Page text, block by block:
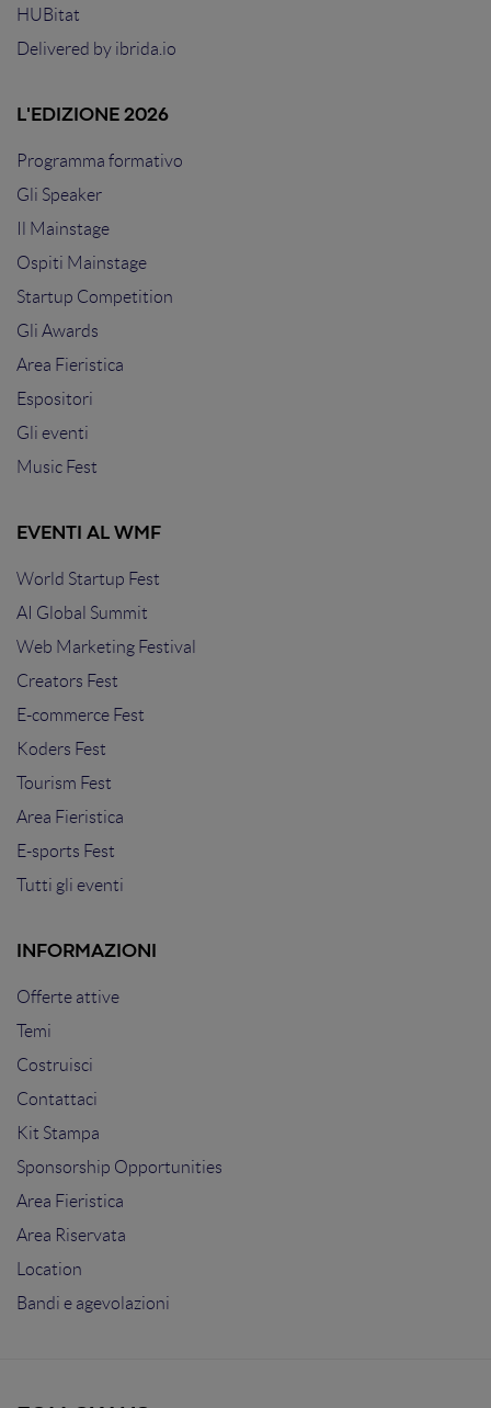
HUBitat
Delivered by ibrida.io
L'EDIZIONE 2026
Programma formativo
Gli Speaker
Il Mainstage
Ospiti Mainstage
Startup Competition
Gli Awards
Area Fieristica
Espositori
Gli eventi
Music Fest
EVENTI AL WMF
World Startup Fest
AI Global Summit
Web Marketing Festival
Creators Fest
E-commerce Fest
Koders Fest
Tourism Fest
Area Fieristica
E-sports Fest
Tutti gli eventi
INFORMAZIONI
Offerte attive
Temi
Costruisci
Contattaci
Kit Stampa
Sponsorship Opportunities
Area Fieristica
Area Riservata
Location
Bandi e agevolazioni